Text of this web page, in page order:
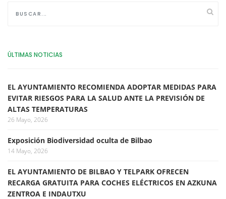
ÚLTIMAS NOTICIAS
EL AYUNTAMIENTO RECOMIENDA ADOPTAR MEDIDAS PARA
EVITAR RIESGOS PARA LA SALUD ANTE LA PREVISIÓN DE
ALTAS TEMPERATURAS
26 Mayo, 2026
Exposición Biodiversidad oculta de Bilbao
14 Mayo, 2026
EL AYUNTAMIENTO DE BILBAO Y TELPARK OFRECEN
RECARGA GRATUITA PARA COCHES ELÉCTRICOS EN AZKUNA
ZENTROA E INDAUTXU